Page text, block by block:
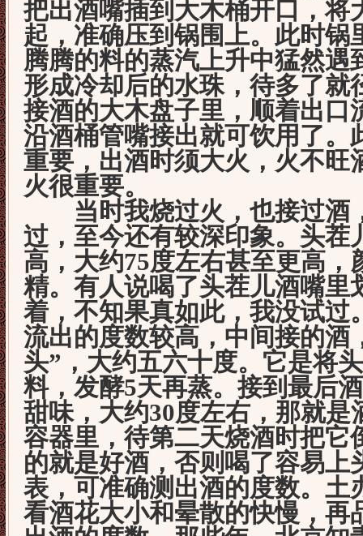
把出酒嘴插到大木桶开口，将
起，准确压到锅围上。此时锅
腾腾的料的蒸汽上升中猛然遇
形成冷却后的水珠，待多了就
接酒的大木盘子里，顺着出口
沿酒桶管嘴接出就可饮用了。
重要，出酒时须大火，火不旺
火很重要。
当时我烧过火，也接过酒
过，至今还有较深印象。头茬
高，大约75度左右甚至更高，
精。有人说喝了头茬儿酒嘴里
着，不知果真如此，我没试过
流出的度数较高，中间接的酒
头”，大约五六十度。它是将
料，发酵5天再蒸。接到最后
甜味，大约30度左右，那就是
容器里，待第二天烧酒时把它
的就是好酒，否则喝了容易上
表，可准确测出酒的度数。土
看酒花大小和晕散的快慢，再